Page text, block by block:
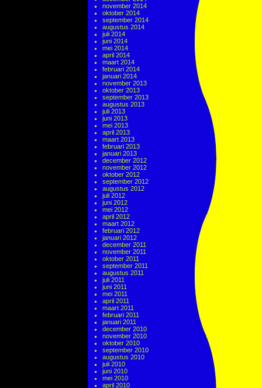
november 2014
oktober 2014
september 2014
augustus 2014
juli 2014
juni 2014
mei 2014
april 2014
maart 2014
februari 2014
januari 2014
november 2013
oktober 2013
september 2013
augustus 2013
juli 2013
juni 2013
mei 2013
april 2013
maart 2013
februari 2013
januari 2013
december 2012
november 2012
oktober 2012
september 2012
augustus 2012
juli 2012
juni 2012
mei 2012
april 2012
maart 2012
februari 2012
januari 2012
december 2011
november 2011
oktober 2011
september 2011
augustus 2011
juli 2011
juni 2011
mei 2011
april 2011
maart 2011
februari 2011
januari 2011
december 2010
november 2010
oktober 2010
september 2010
augustus 2010
juli 2010
juni 2010
mei 2010
april 2010